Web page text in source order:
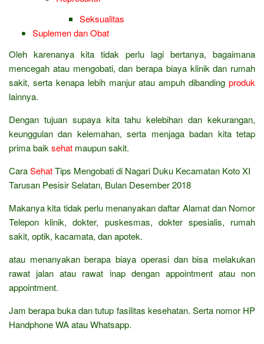
Seksualitas
Suplemen dan Obat
Oleh karenanya kita tidak perlu lagi bertanya, bagaimana
mencegah atau mengobati, dan berapa biaya klinik dan rumah
sakit, serta kenapa lebih manjur atau ampuh dibanding produk
lainnya.
Dengan tujuan supaya kita tahu kelebihan dan kekurangan,
keunggulan dan kelemahan, serta menjaga badan kita tetap
prima baik sehat maupun sakit.
CaraSehatTips Mengobati di Nagari Duku Kecamatan Koto XI
Tarusan Pesisir Selatan, Bulan Desember 2018
Makanya kita tidak perlu menanyakan daftar Alamat dan Nomor
Telepon klinik, dokter, puskesmas, dokter spesialis, rumah
sakit, optik, kacamata, dan apotek.
atau menanyakan berapa biaya operasi dan bisa melakukan
rawat jalan atau rawat inap dengan appointment atau non
appointment.
Jam berapa buka dan tutup fasilitas kesehatan. Serta nomor HP
Handphone WA atau Whatsapp.